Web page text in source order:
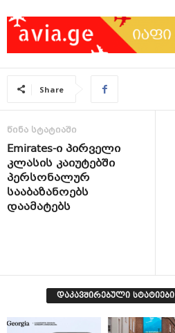
Share
წინა სტატიაში
Emirates-ი პირველი
კლასის კაიუტებში
პერსონალურ
სააბაზანოებს
დაამატებს
დაკავშირებული სტატიები